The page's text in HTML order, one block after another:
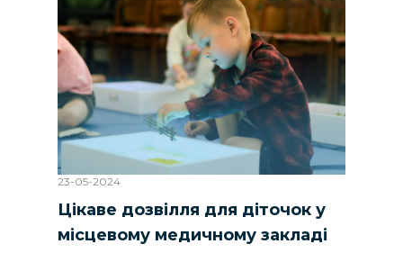
23-05-2024
Цікаве дозвілля для діточок у
місцевому медичному закладі